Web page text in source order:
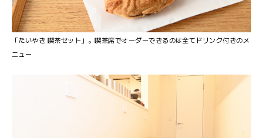
「たいやき 喫茶セット」。喫茶席でオーダーできるのは全てドリンク付きのメ
ニュー